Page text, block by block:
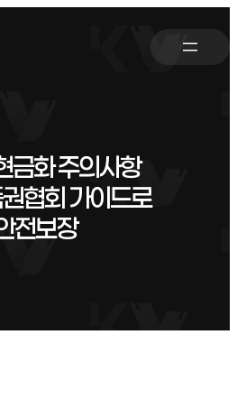
금화 주의사항
협회 가이드로
전보장